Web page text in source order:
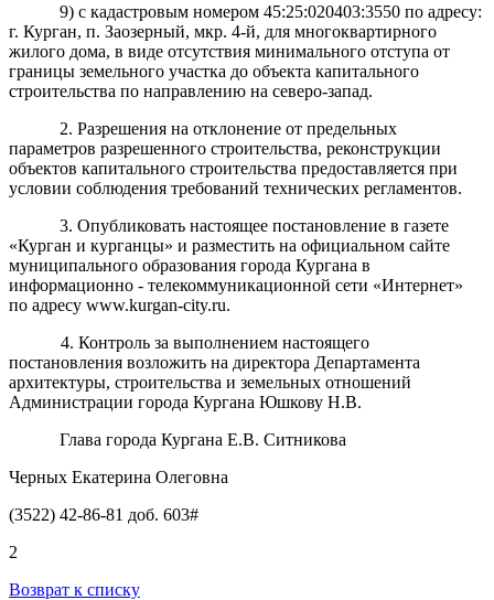
9) с кадастровым номером 45:25:020403:3550 по адресу:
г. Курган, п. Заозерный, мкр. 4-й, для многоквартирного
жилого дома, в виде отсутствия минимального отступа от
границы земельного участка до объекта капитального
строительства по направлению на северо-запад.
2.Разрешения на отклонение от предельных
параметров разрешенного строительства, реконструкции
объектов капитального строительства предоставляется при
условии соблюдения требований технических регламентов.
3. Опубликовать настоящее постановление в газете
«Курган и курганцы» и разместить на официальном сайте
муниципального образования города Кургана в
информационно - телекоммуникационной сети «Интернет»
по адресу www.kurgan-city.ru.
4. Контроль за выполнением настоящего
постановления возложить на директора Департамента
архитектуры, строительства и земельных отношений
Администрации города Кургана Юшкову Н.В.
Глава города Кургана Е.В. Ситникова
Черных Екатерина Олеговна
(3522) 42-86-81 доб. 603#
2
Возврат к списку